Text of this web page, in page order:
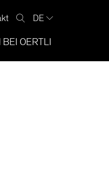
DE
OERTLI